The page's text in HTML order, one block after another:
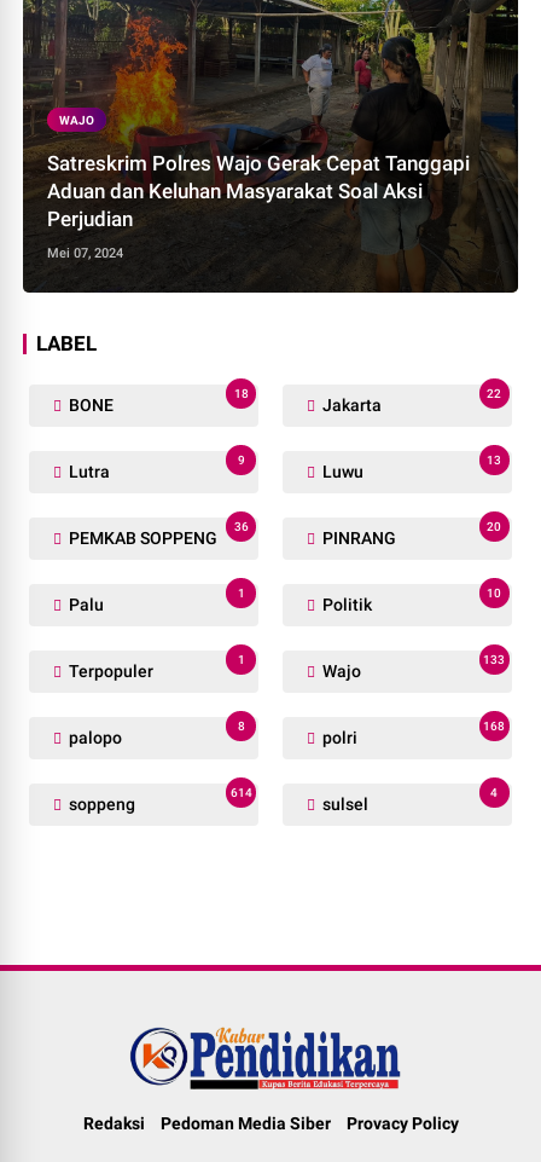
WAJO
Satreskrim Polres Wajo Gerak Cepat Tanggapi
Aduan dan Keluhan Masyarakat Soal Aksi
Perjudian
Mei 07, 2024
LABEL
BONE
18
Jakarta
22
Lutra
9
Luwu
13
PEMKAB SOPPENG
36
PINRANG
20
Palu
1
Politik
10
Terpopuler
1
Wajo
133
palopo
8
polri
168
soppeng
614
sulsel
4
Redaksi Pedoman Media Siber Provacy Policy